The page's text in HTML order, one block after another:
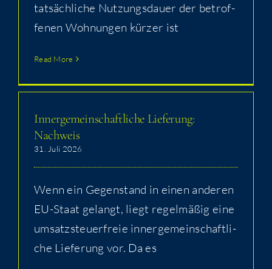
tat­säch­li­che Nut­zungs­dau­er der betrof­
fe­nen Woh­nun­gen kür­zer ist
Read More
Inner­ge­mein­schaft­li­che Lie­fe­rung:
Nachweis
31. Juli 2026
Wenn ein Gegen­stand in einen ande­ren
EU-Staat gelangt, liegt regel­mä­ßig eine
umsatz­steu­er­freie inner­ge­mein­schaft­li­
che Lie­fe­rung vor. Da es